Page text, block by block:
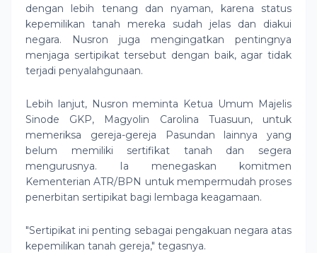
dengan lebih tenang dan nyaman, karena status
kepemilikan tanah mereka sudah jelas dan diakui
negara. Nusron juga mengingatkan pentingnya
menjaga sertipikat tersebut dengan baik, agar tidak
terjadi penyalahgunaan.
Lebih lanjut, Nusron meminta Ketua Umum Majelis
Sinode GKP, Magyolin Carolina Tuasuun, untuk
memeriksa gereja-gereja Pasundan lainnya yang
belum memiliki sertifikat tanah dan segera
mengurusnya. Ia menegaskan komitmen
Kementerian ATR/BPN untuk mempermudah proses
penerbitan sertipikat bagi lembaga keagamaan.
"Sertipikat ini penting sebagai pengakuan negara atas
kepemilikan tanah gereja," tegasnya.